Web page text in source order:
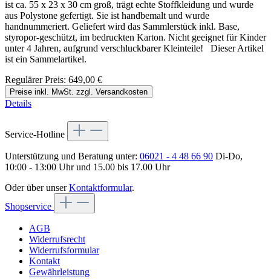
ist ca. 55 x 23 x 30 cm groß, trägt echte Stoffkleidung und wurde
aus Polystone gefertigt. Sie ist handbemalt und wurde
handnummeriert. Geliefert wird das Sammlerstück inkl. Base,
styropor-geschützt, im bedruckten Karton. Nicht geeignet für Kinder
unter 4 Jahren, aufgrund verschluckbarer Kleinteile! Dieser Artikel
ist ein Sammelartikel.
Regulärer Preis: 649,00 €
Preise inkl. MwSt. zzgl. Versandkosten
Details
Service-Hotline
Unterstützung und Beratung unter: 06021 - 4 48 66 90 Di-Do,
10:00 - 13:00 Uhr und 15.00 bis 17.00 Uhr
Oder über unserKontaktformular.
Shopservice
AGB
Widerrufsrecht
Widerrufsformular
Kontakt
Gewährleistung